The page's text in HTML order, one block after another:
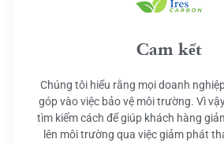
Cam kết
Chúng tôi hiểu rằng mọi doanh
góp vào việc bảo vệ môi trường. Vì
tìm kiếm cách để giúp khách hàng
lên môi trường qua việc giảm phát